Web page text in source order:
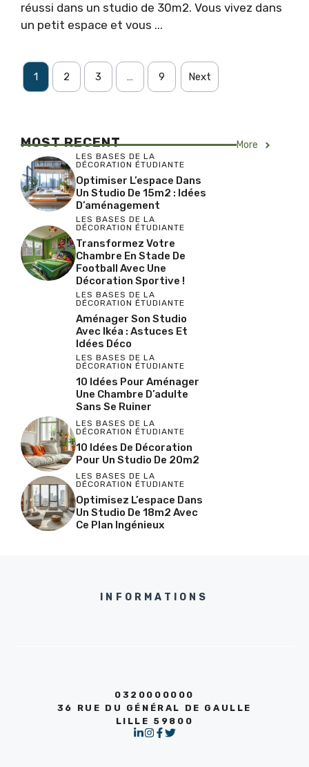
réussi dans un studio de 30m2. Vous vivez dans
un petit espace et vous ...
1 2 3 … 9 Next
MOST RECENT More
LES BASES DE LA
DÉCORATION ÉTUDIANTE
Optimiser L’espace Dans
Un Studio De 15m2 : Idées
D’aménagement
LES BASES DE LA
DÉCORATION ÉTUDIANTE
Transformez Votre
Chambre En Stade De
Football Avec Une
Décoration Sportive !
LES BASES DE LA
DÉCORATION ÉTUDIANTE
Aménager Son Studio
Avec Ikéa : Astuces Et
Idées Déco
LES BASES DE LA
DÉCORATION ÉTUDIANTE
10 Idées Pour Aménager
Une Chambre D’adulte
Sans Se Ruiner
LES BASES DE LA
DÉCORATION ÉTUDIANTE
10 Idées De Décoration
Pour Un Studio De 20m2
LES BASES DE LA
DÉCORATION ÉTUDIANTE
Optimisez L’espace Dans
Un Studio De 18m2 Avec
Ce Plan Ingénieux
INFORMATIONS
0320000000
36 RUE DU GÉNÉRAL DE GAULLE
LILLE 59800